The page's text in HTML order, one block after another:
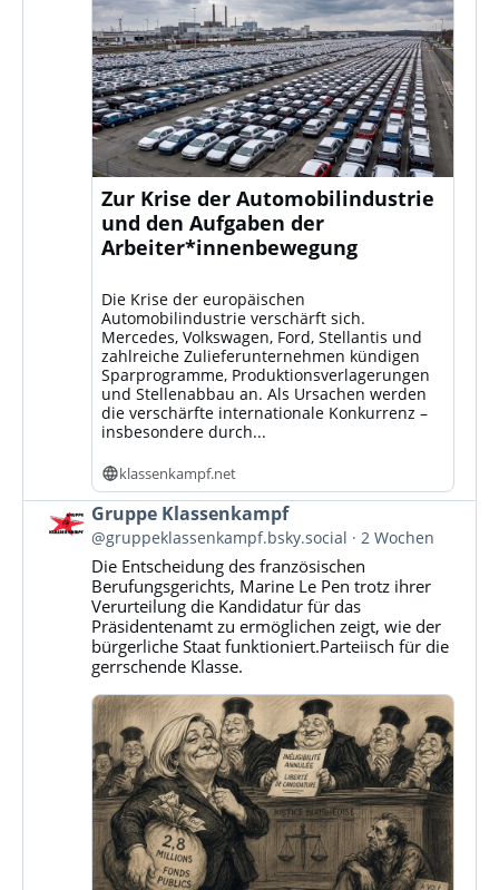
Zur Krise der Automobilindustrie
und den Aufgaben der
Arbeiter*innenbewegung
Die Krise der europäischen
Automobilindustrie verschärft sich.
Mercedes, Volkswagen, Ford, Stellantis und
zahlreiche Zulieferunternehmen kündigen
Sparprogramme, Produktionsverlagerungen
und Stellenabbau an. Als Ursachen werden
die verschärfte internationale Konkurrenz –
insbesondere durch...
klassenkampf.net
Beitrag
von
Gruppe
Klassenkampf
Bluesky
ansehen
Gruppe Klassenkampf
@gruppeklassenkampf.bsky.social 2 Wochen
Die Entscheidung des französischen
Berufungsgerichts, Marine Le Pen trotz ihrer
Verurteilung die Kandidatur für das
Präsidentenamt zu ermöglichen zeigt, wie der
bürgerliche Staat funktioniert.Parteiisch für die
gerrschende Klasse.